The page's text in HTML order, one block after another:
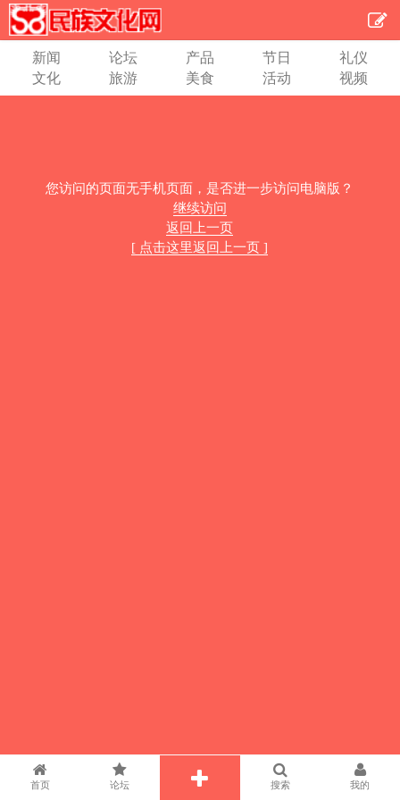
新闻 论坛 产品 节日
礼仪
文化
旅游 美食 活动 视频
您访问的页面无手机页面，是否进一步访问电脑版？
继续访问
返回上一页
[ 点击这里返回上一页 ]
首页 论坛 搜索 我的